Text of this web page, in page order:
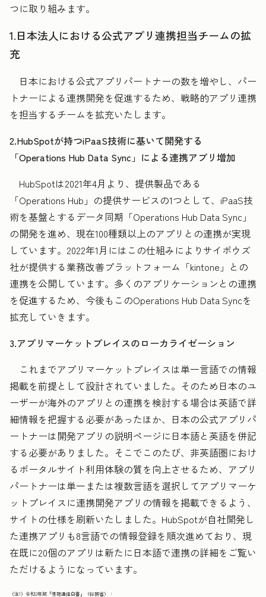
つに取り組みます。
1.日本法人における公式アプリ連携担当チームの拡
充
日本における公式アプリパートナーの数を増やし、パー
トナーによる連携開発を促進するため、戦略的アプリ連携
を担当するチームを拡充いたします。
2.HubSpotが持つiPaaS技術に基いて開発する
「Operations Hub Data Sync」による連携アプリ増加
HubSpotは2021年4月より、提供製品である
「Operations Hub」の提供サービスの1つとして、iPaaS技
術を基盤とするデータ同期「Operations Hub Data Sync」
の開発を進め、現在100種類以上のアプリとの連携が実現
しています。2022年1月にはこの仕組みによりサイボウズ
社が提供する業務改善プラットフォーム「kintone」との
連携を公開しています。多くのアプリケーションとの連携
を促進するため、今後もこのOperations Hub Data Syncを
拡充していきます。
3.アプリマーケットプレイスのローカライゼーション
これまでアプリマーケットプレイスは単一言語での情報
掲載を前提として設計されていました。そのため日本のユ
ーザーが海外のアプリとの連携を検討する場合は英語で詳
細情報を把握する必要があったほか、日本の公式アプリパ
ートナーは開発アプリの説明ページに日本語と英語を併記
する必要がありました。そこでこのたび、非英語圏におけ
るポータルサイト利用体験の質を向上させるため、アプリ
パートナーは単一または複数言語を選択してアプリマーケ
ットプレイスに連携開発アプリの情報を掲載できるよう、
サイトの仕様を刷新いたしました。HubSpotが自社開発し
た連携アプリも8言語での情報登録を順次進めており、現
在既に20個のアプリは新たに日本語で連携の詳細をご覧い
ただけるようになっています。
（注1）令和2年版「情報通信白書」（総務省）：